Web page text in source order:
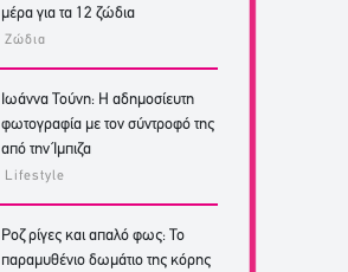
μέρα για τα 12 ζώδια
Ζώδια
Ιωάννα Τούνη: Η αδημοσίευτη
φωτογραφία με τον σύντροφό της
από την Ίμπιζα
Lifestyle
Ροζ ρίγες και απαλό φως: Το
παραμυθένιο δωμάτιο της κόρης